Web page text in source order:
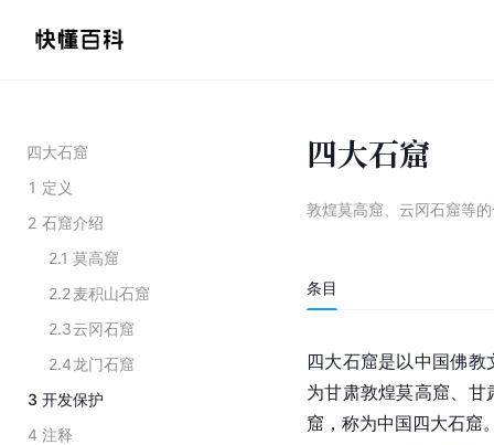
四大石窟
1 定义
2 石窟介绍
2.1 莫高窟
2.2麦积山石窟
2.3云冈石窟
2.4龙门石窟
3 开发保护
4 注释
四大石窟
敦煌莫高窟、云冈石窟等
条目
四大石窟是以中国佛
为甘肃敦煌莫高窟、甘
窟，称为中国四大石窟